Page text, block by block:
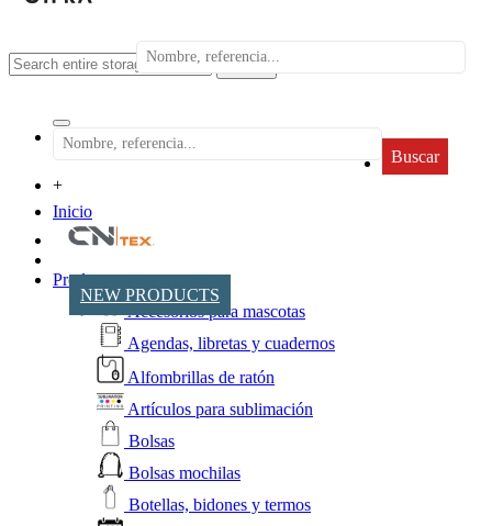
search
Buscar
+
Inicio
NEW PRODUCTS
Productos
Accesorios para mascotas
Agendas, libretas y cuadernos
Alfombrillas de ratón
Artículos para sublimación
Bolsas
Bolsas mochilas
Botellas, bidones y termos